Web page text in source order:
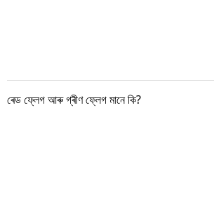
ৰেড ফ্লেগ আৰু গ্ৰীণ ফ্লেগ মানে কি?